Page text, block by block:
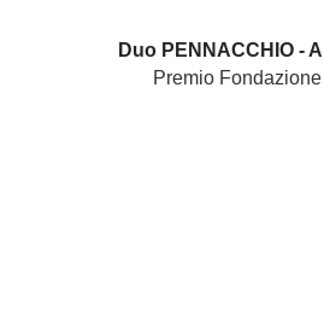
Duo PENNACCHIO -
Premio